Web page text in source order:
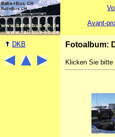
Avant-
DKB Fotoalbum:
Klicken Sie bitte